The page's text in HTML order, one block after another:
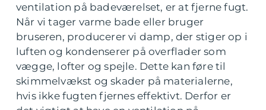
ventilation på badeværelset, er at fjerne fugt.
Når vi tager varme bade eller bruger
bruseren, producerer vi damp, der stiger op i
luften og kondenserer på overflader som
vægge, lofter og spejle. Dette kan føre til
skimmelvækst og skader på materialerne,
hvis ikke fugten fjernes effektivt. Derfor er